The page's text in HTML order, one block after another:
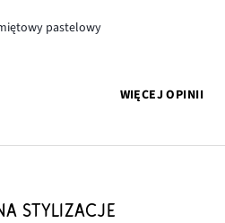
pastelowy
WIĘCEJ OPINII
STYLIZACJE